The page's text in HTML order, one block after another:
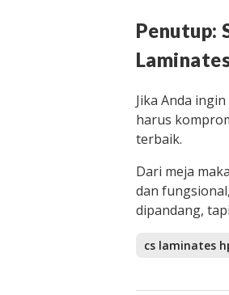
Penutup:
Jika Anda
harus
terbaik.
Dari meja
dan
dipandang,
cs laminates